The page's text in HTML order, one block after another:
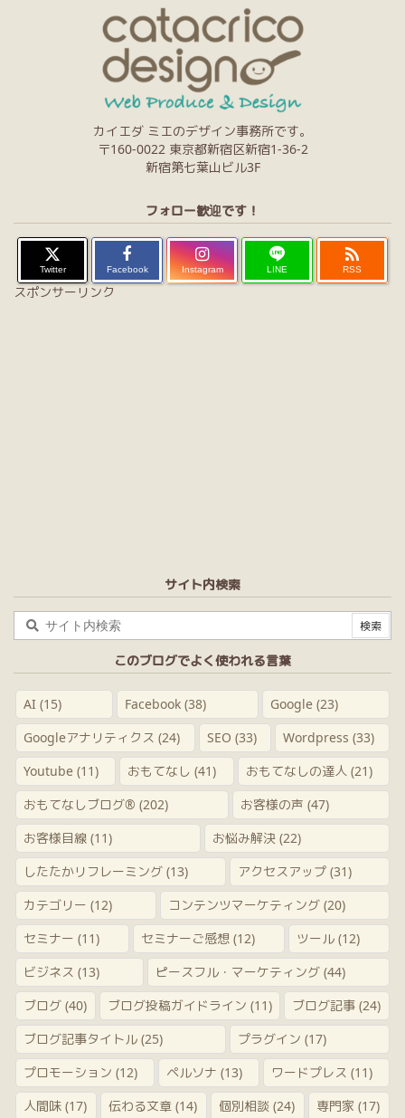
カイエダ ミエのデザイン事務所です。
〒160-0022 東京都新宿区新宿1-36-2
新宿第七葉山ビル3F
フォロー歓迎です！
Twitter Facebook Instagram LINE

RSS
スポンサーリンク
サイト内検索
このブログでよく使われる言葉
AI (15) Facebook (38) Google(23)
Googleアナリティクス (24) SEO (33) Wordpress (33)
Youtube (11) おもてなし (41) おもてなしの達人(21)
おもてなしブログ® (202) お客様の声 (47)
お客様目線 (11) お悩み解決 (22)
したたかリフレーミング (13) アクセスアップ (31)
カテゴリー (12) コンテンツマーケティング (20)
セミナー (11) セミナーご感想 (12) ツール (12)
ビジネス (13) ピースフル・マーケティング (44)
ブログ (40) ブログ投稿ガイドライン (11) ブログ記事 (24)
ブログ記事タイトル (25) プラグイン (17)
プロモーション (12) ペルソナ (13) ワードプレス (11)
人間味 (17) 伝わる文章 (14) 個別相談 (24) 専門家 (17)